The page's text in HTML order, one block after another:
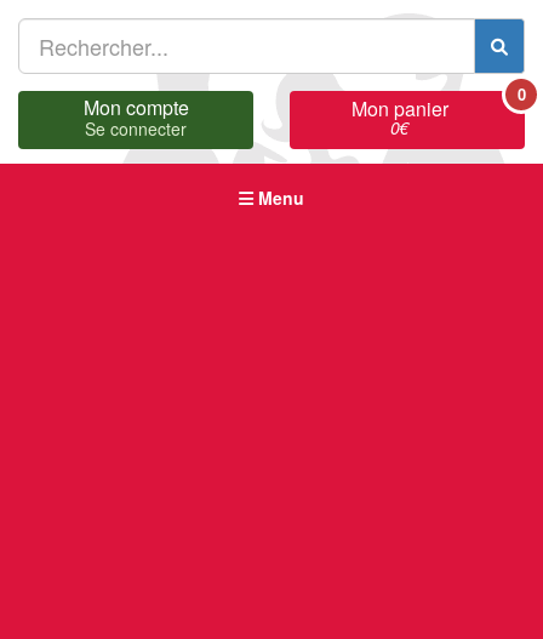
Mon compte
Se connecter
Mon panier
0€
0
Menu